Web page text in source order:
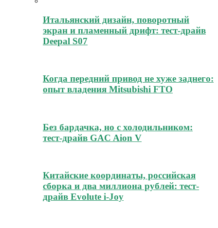
Итальянский дизайн, поворотный
экран и пламенный дрифт: тест-драйв
Deepal S07
Когда передний привод не хуже заднего:
опыт владения Mitsubishi FTO
Без бардачка, но с холодильником:
тест-драйв GAC Aion V
Китайские координаты, российская
сборка и два миллиона рублей: тест-
драйв Evolute i-Joy